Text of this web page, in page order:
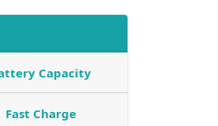
Capacity
Fast Charge